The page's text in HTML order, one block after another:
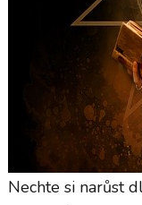
Nechte si narůst